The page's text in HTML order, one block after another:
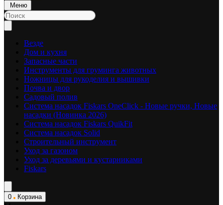
Меню
Везде
Дом и кухня
Запасные части
Инструменты для груминга животных
Ножницы для рукоделия и вышивки
Почва и двор
Садовый полив
Система насадок Fiskars OneClick - Новые ручки, Новые
насадки (Новинка 2026)
Система насадок Fiskars QuikFit
Система насадок Solid
Строительный инструмент
Уход за газоном
Уход за деревьями и кустарниками
Fiskars
0 Корзина